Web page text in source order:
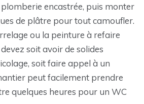
encastrée, puis monter
de plâtre pour tout camoufler.
ou la peinture à refaire
soit avoir de solides
soit faire appel à un
peut facilement prendre
quelques heures pour un WC